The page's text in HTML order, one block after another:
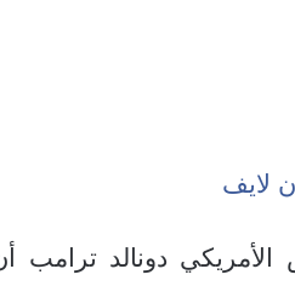
لايف
الأمريكي دونالد ترامب